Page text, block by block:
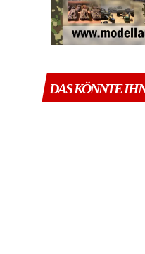
DAS KÖNNTE